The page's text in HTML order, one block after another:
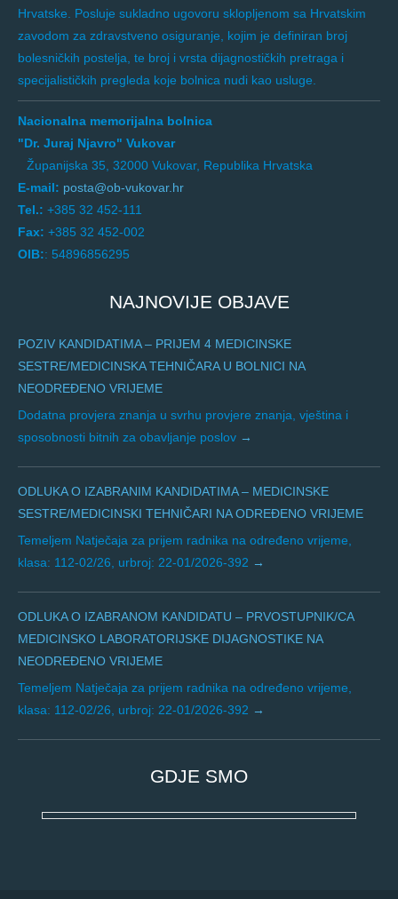
Hrvatske. Posluje sukladno ugovoru sklopljenom sa Hrvatskim
zavodom za zdravstveno osiguranje, kojim je definiran broj
bolesničkih postelja, te broj i vrsta dijagnostičkih pretraga i
specijalističkih pregleda koje bolnica nudi kao usluge.
Nacionalna memorijalna bolnica
"Dr. Juraj Njavro" Vukovar
Županijska 35, 32000 Vukovar, Republika Hrvatska
E-mail: posta@ob-vukovar.hr
Tel.: +385 32 452-111
Fax: +385 32 452-002
OIB:: 54896856295
NAJNOVIJE OBJAVE
POZIV KANDIDATIMA – PRIJEM 4 MEDICINSKE
SESTRE/MEDICINSKA TEHNIČARA U BOLNICI NA
NEODREĐENO VRIJEME
Dodatna provjera znanja u svrhu provjere znanja, vještina i
sposobnosti bitnih za obavljanje poslov
ODLUKA O IZABRANIM KANDIDATIMA – MEDICINSKE
SESTRE/MEDICINSKI TEHNIČARI NA ODREĐENO VRIJEME
Temeljem Natječaja za prijem radnika na određeno vrijeme,
klasa: 112-02/26, urbroj: 22-01/2026-392
ODLUKA O IZABRANOM KANDIDATU – PRVOSTUPNIK/CA
MEDICINSKO LABORATORIJSKE DIJAGNOSTIKE NA
NEODREĐENO VRIJEME
Temeljem Natječaja za prijem radnika na određeno vrijeme,
klasa: 112-02/26, urbroj: 22-01/2026-392
GDJE SMO